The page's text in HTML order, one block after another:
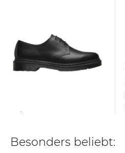
Besonders beliebt: